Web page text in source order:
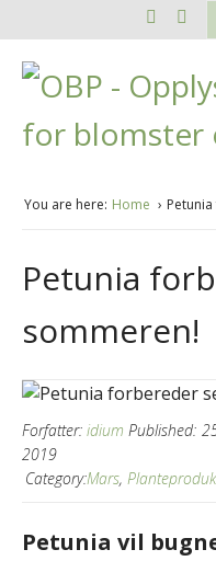
You are here: Home
Petunia
sommeren!
Forfatter: idium Published:
2019
Category:Mars,
Petunia vil